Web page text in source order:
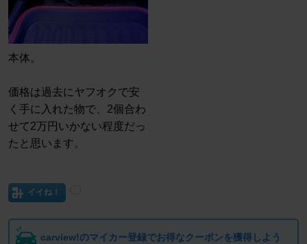
本体。
価格は過去にヤフオクで安
く手に入れた物で、2個合わ
せて2万円いかない程度だっ
たと思います。
イイね！
carview!のマイカー登録でお得なクーポンを獲得しよう